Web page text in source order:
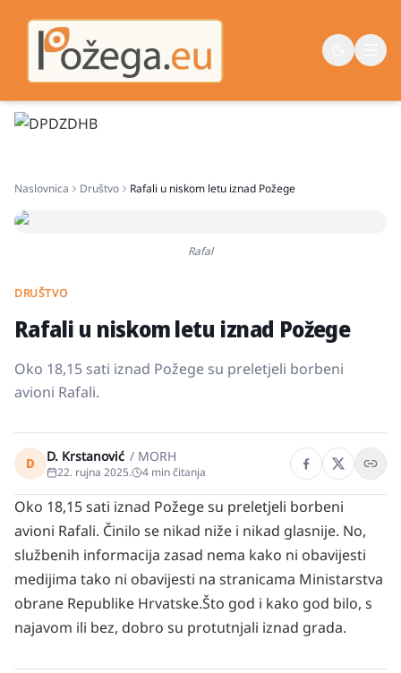
Vijesti
Život
Županija
Naslovnica Društvo Rafali u niskom letu iznad Požege
Rafal
DRUŠTVO
Rafali u niskom letu iznad Požege
Oko 18,15 sati iznad Požege su preletjeli borbeni
avioni Rafali.
D D. Krstanović / MORH
22. rujna 2025. 4 min čitanja
Oko 18,15 sati iznad Požege su preletjeli borbeni
avioni Rafali. Činilo se nikad niže i nikad glasnije. No,
službenih informacija zasad nema kako ni obavijesti
medijima tako ni obavijesti na stranicama Ministarstva
obrane Republike Hrvatske.Što god i kako god bilo, s
najavom ili bez, dobro su protutnjali iznad grada.